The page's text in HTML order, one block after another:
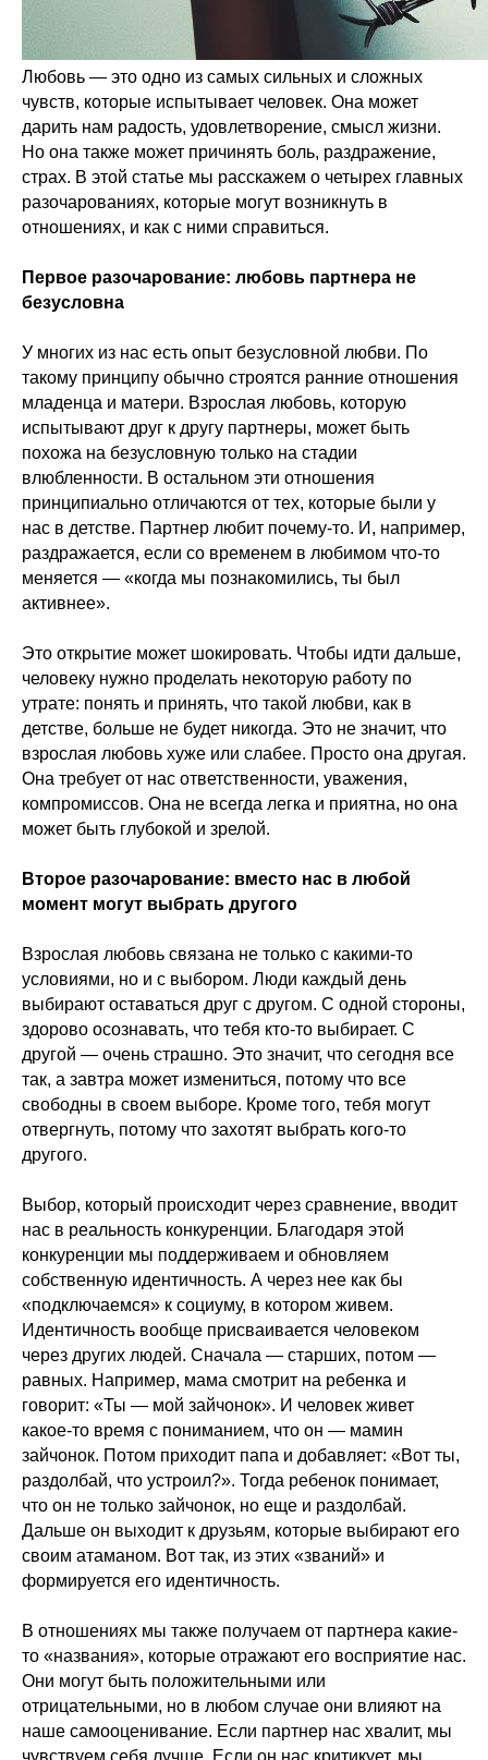
Любовь — это одно из самых сильных и сложных
чувств, которые испытывает человек. Она может
дарить нам радость, удовлетворение, смысл жизни.
Но она также может причинять боль, раздражение,
страх. В этой статье мы расскажем о четырех главных
разочарованиях, которые могут возникнуть в
отношениях, и как с ними справиться.
Первое разочарование: любовь партнера не
безусловна
У многих из нас есть опыт безусловной любви. По
такому принципу обычно строятся ранние отношения
младенца и матери. Взрослая любовь, которую
испытывают друг к другу партнеры, может быть
похожа на безусловную только на стадии
влюбленности. В остальном эти отношения
принципиально отличаются от тех, которые были у
нас в детстве. Партнер любит почему-то. И, например,
раздражается, если со временем в любимом что-то
меняется — «когда мы познакомились, ты был
активнее».
Это открытие может шокировать. Чтобы идти дальше,
человеку нужно проделать некоторую работу по
утрате: понять и принять, что такой любви, как в
детстве, больше не будет никогда. Это не значит, что
взрослая любовь хуже или слабее. Просто она другая.
Она требует от нас ответственности, уважения,
компромиссов. Она не всегда легка и приятна, но она
может быть глубокой и зрелой.
Второе разочарование: вместо нас в любой
момент могут выбрать другого
Взрослая любовь связана не только с какими-то
условиями, но и с выбором. Люди каждый день
выбирают оставаться друг с другом. С одной стороны,
здорово осознавать, что тебя кто-то выбирает. С
другой — очень страшно. Это значит, что сегодня все
так, а завтра может измениться, потому что все
свободны в своем выборе. Кроме того, тебя могут
отвергнуть, потому что захотят выбрать кого-то
другого.
Выбор, который происходит через сравнение, вводит
нас в реальность конкуренции. Благодаря этой
конкуренции мы поддерживаем и обновляем
собственную идентичность. А через нее как бы
«подключаемся» к социуму, в котором живем.
Идентичность вообще присваивается человеком
через других людей. Сначала — старших, потом —
равных. Например, мама смотрит на ребенка и
говорит: «Ты — мой зайчонок». И человек живет
какое-то время с пониманием, что он — мамин
зайчонок. Потом приходит папа и добавляет: «Вот ты,
раздолбай, что устроил?». Тогда ребенок понимает,
что он не только зайчонок, но еще и раздолбай.
Дальше он выходит к друзьям, которые выбирают его
своим атаманом. Вот так, из этих «званий» и
формируется его идентичность.
В отношениях мы также получаем от партнера какие-
то «названия», которые отражают его восприятие нас.
Они могут быть положительными или
отрицательными, но в любом случае они влияют на
наше самооценивание. Если партнер нас хвалит, мы
чувствуем себя лучше. Если он нас критикует, мы